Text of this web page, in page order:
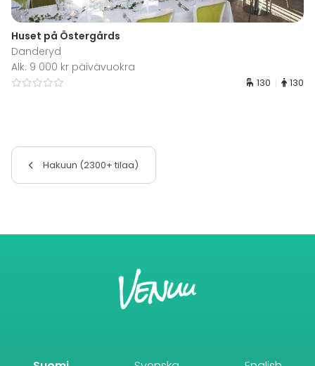
Huset på Östergårds
Danderyd
Alk. 9 000 kr päivävuokra
130 130
Hakuun (2300+ tilaa)